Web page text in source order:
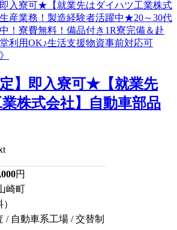
定】即入寮可★【就業先
株式会社】自動車部品
円
崎町
/ 自動車系工場 / 交替制